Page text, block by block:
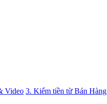
Video 3. Kiếm tiền từ Bán Hàng